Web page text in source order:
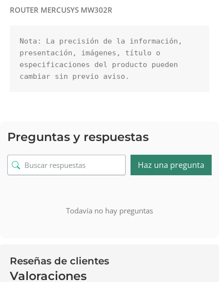
ROUTER MERCUSYS MW302R
Nota: La precisión de la información,
presentación, imágenes, título o
especificaciones del producto pueden
cambiar sin previo aviso.
Preguntas y respuestas
Haz una pregunta
Todavía no hay preguntas
Reseñas de clientes
Valoraciones